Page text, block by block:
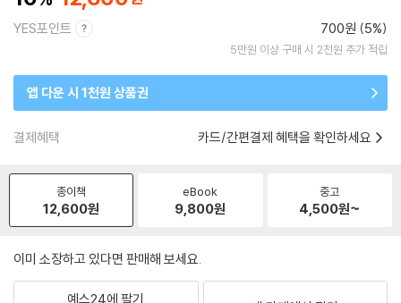
YES포인트 700원 (5%)
5만원 이상 구매 시 2천원 추가 적립
앱 다운 시 1천원 상품권
결제혜택 카드/간편결제 혜택을 확인하세요
종이책
12,600원
eBook
9,800원
중고
4,500원~
이미 소장하고 있다면 판매해 보세요.
예스24에 팔기